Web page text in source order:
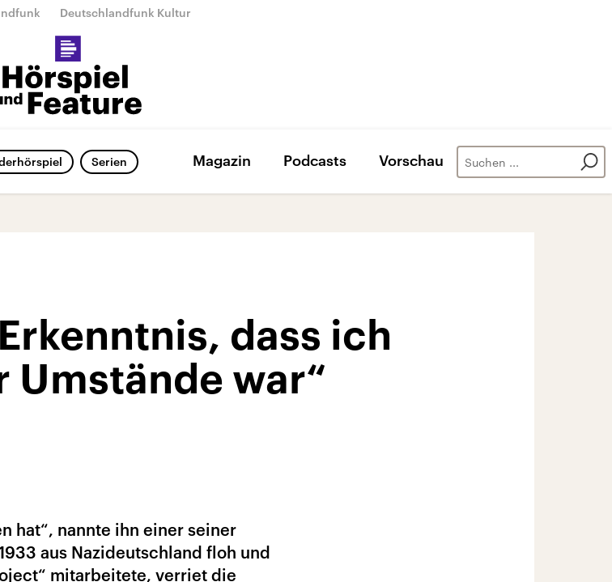
Deutschlandfunk Kultur
Serien Magazin Podcasts Vorschau
dass ich
Umstände war“
hat“, nannte ihn einer seiner
aus Nazideutschland floh und
mitarbeitete, verriet die